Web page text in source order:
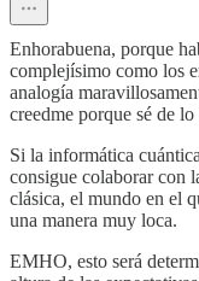
Enhorabuena, porque
complejísimo como los
analogía
creedme porque sé de
Si la informática
consigue colaborar con
clásica, el mundo en el
una manera muy loca.
EMHO, esto será